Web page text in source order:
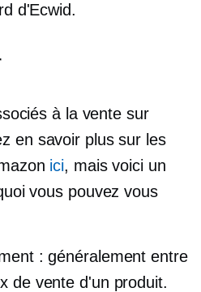
d'Ecwid.
à la vente sur
en savoir plus sur les
ici, mais voici un
vous pouvez vous
: généralement entre
de vente d'un produit.